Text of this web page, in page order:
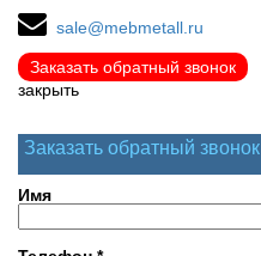
sale@mebmetall.ru
Заказать обратный звонок
закрыть
Заказать обратный звонок
Имя